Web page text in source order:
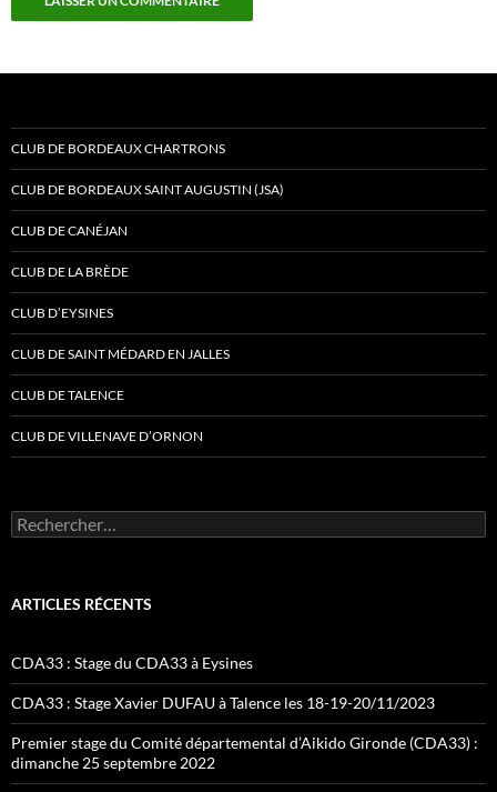
CLUB DE BORDEAUX CHARTRONS
CLUB DE BORDEAUX SAINT AUGUSTIN (JSA)
CLUB DE CANÉJAN
CLUB DE LA BRÈDE
CLUB D’EYSINES
CLUB DE SAINT MÉDARD EN JALLES
CLUB DE TALENCE
CLUB DE VILLENAVE D’ORNON
Rechercher :
ARTICLES RÉCENTS
CDA33 : Stage du CDA33 à Eysines
CDA33 : Stage Xavier DUFAU à Talence les 18-19-20/11/2023
Premier stage du Comité départemental d’Aikido Gironde (CDA33) :
dimanche 25 septembre 2022